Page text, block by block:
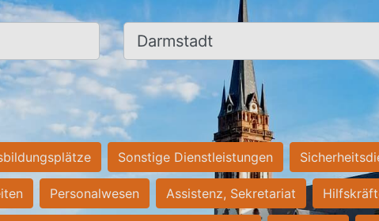
Ort, Stadt
Sonstige Dienstleistungen
Personalwesen Assistenz, Sekretariat